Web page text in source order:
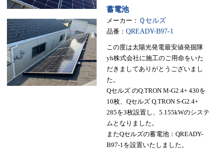
蓄電池
メーカー： Ｑセルズ
品番： QREADY-B97-1
この度は太陽光発電最安値発掘隊
yh株式会社に施工のご用命をいた
だきましてありがとうございまし
た。
Qセルズ のQ.TRON M-G2.4+ 430を
10枚、Qセルズ Q.TRON S-G2.4+
285を3枚設置し、5.155kWのシステ
ムとなりました。
またQセルズの蓄電池：QREADY-
B97-1を設置いたしました。